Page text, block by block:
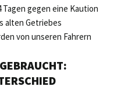
gegen eine Kaution
alten Getriebes
von unseren Fahrern